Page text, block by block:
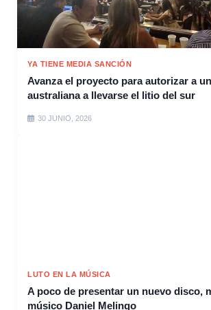
YA TIENE MEDIA SANCIÓN
Avanza el proyecto para autorizar a
australiana a llevarse el litio del sur
30 JUNIO, 2026
LUTO EN LA MÚSICA
A poco de presentar un nuevo disco,
músico Daniel Melingo